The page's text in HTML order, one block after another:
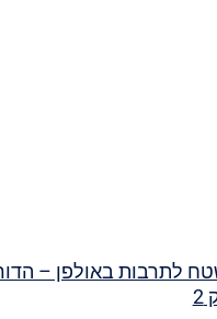
לתרבות באולפן –